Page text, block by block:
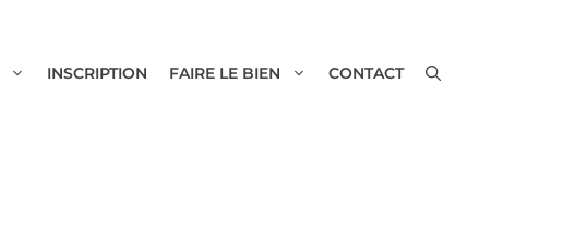
INSCRIPTION FAIRE LE BIEN CONTACT